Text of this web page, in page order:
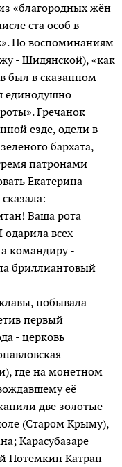
«благородных жён
ста особ в
По воспоминаниям
- Шидянской), «как
был в сказанном
единодушно
Гречанок
езде, одели в
бархата,
патронами
Екатерина
Ваша рота
всех
командиру -
бриллиантовый
побывала
первый
- церковь
где на монетном
её
две золотые
(Старом Крыму),
Карасубазаре
Потёмкин Катран-